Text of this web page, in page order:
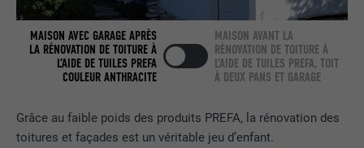
Grâce au faible poids des produits PREFA, la rénovation des
toitures et façades est un véritable jeu d’enfant.
MAISON AVEC GARAGE APRÈS
LA RÉNOVATION DE TOITURE À
L’AIDE DE TUILES PREFA
COULEUR ANTHRACITE
MAISON AVANT LA
RÉNOVATION DE TOITURE À
L’AIDE DE TUILES PREFA, TOIT
À DEUX PANS ET GARAGE
services intégrés.
NOM bscookie
EXPIRATION 2 ans